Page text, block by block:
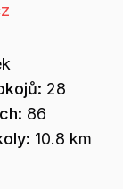
28
86
10.8 km